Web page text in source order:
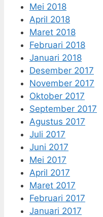
Mei 2018
April 2018
Maret 2018
Februari 2018
Januari 2018
Desember 2017
November 2017
Oktober 2017
September 2017
Agustus 2017
Juli 2017
Juni 2017
Mei 2017
April 2017
Maret 2017
Februari 2017
Januari 2017